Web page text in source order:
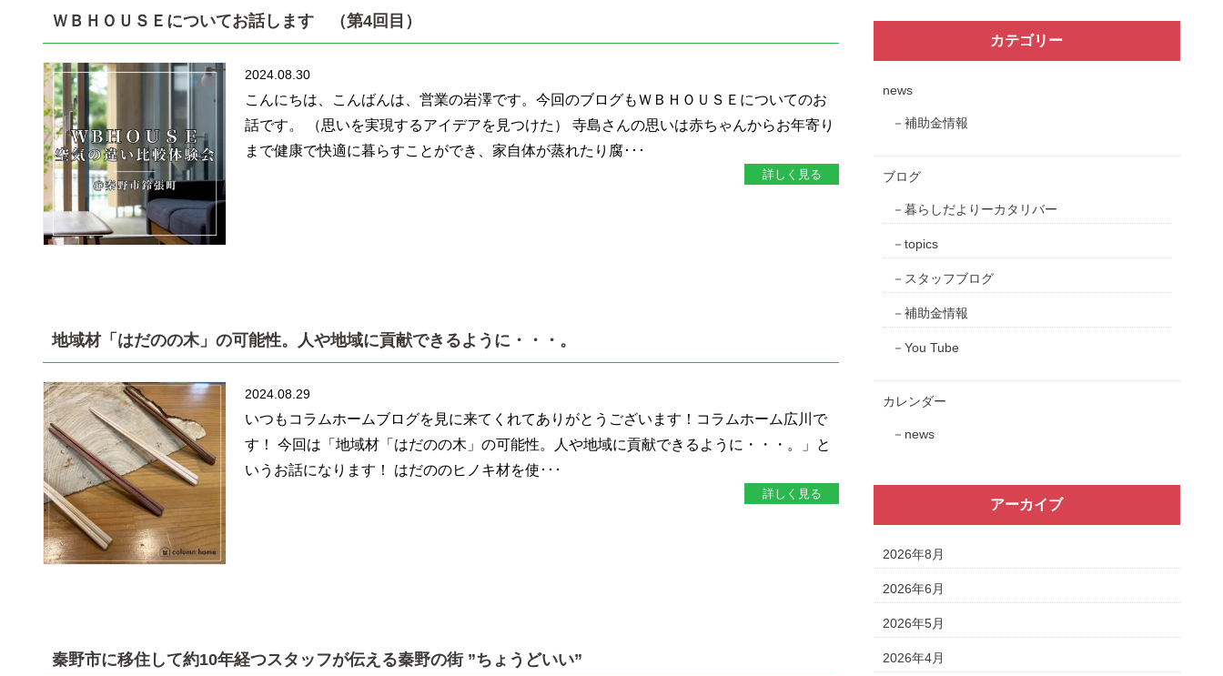
ＷＢＨＯＵＳＥについてお話します （第4回目）
2024.08.30
こんにちは、こんばんは、営業の岩澤です。今回のブログもＷＢＨＯＵＳＥについてのお
話です。 （思いを実現するアイデアを見つけた） 寺島さんの思いは赤ちゃんからお年寄り
まで健康で快適に暮らすことができ、家自体が蒸れたり腐･･･
詳しく見る
地域材「はだのの木」の可能性。人や地域に貢献できるように・・・。
2024.08.29
いつもコラムホームブログを見に来てくれてありがとうございます！コラムホーム広川で
す！ 今回は「地域材「はだのの木」の可能性。人や地域に貢献できるように・・・。」と
いうお話になります！ はだののヒノキ材を使･･･
詳しく見る
秦野市に移住して約10年経つスタッフが伝える秦野の街 ”ちょうどいい”
カテゴリー
news
補助金情報
ブログ
暮らしだよりーカタリバー
topics
スタッフブログ
補助金情報
You Tube
カレンダー
news
アーカイブ
2026年8月
2026年6月
2026年5月
2026年4月